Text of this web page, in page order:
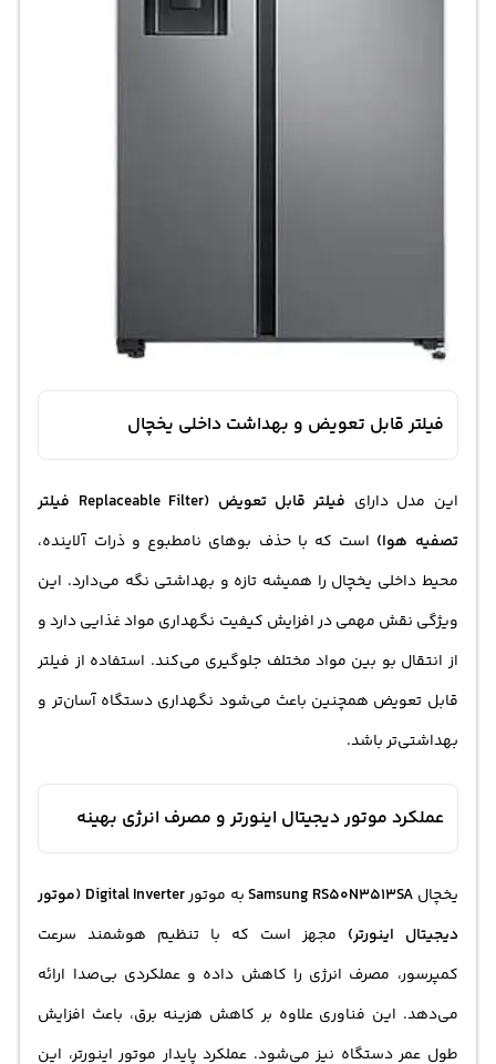
فیلتر قابل تعویض و بهداشت داخلی یخچال
این مدل دارای
فیلتر قابل تعویض (Replaceable Filter فیلتر
تصفیه هوا) است که با حذف بوهای نامطبوع و ذرات آلاینده،
محیط داخلی یخچال را همیشه تازه و بهداشتی نگه می‌دارد. این
ویژگی نقش مهمی در افزایش کیفیت نگهداری مواد غذایی دارد و
از انتقال بو بین مواد مختلف جلوگیری می‌کند. استفاده از فیلتر
قابل تعویض همچنین باعث می‌شود نگهداری دستگاه آسان‌تر و
بهداشتی‌تر باشد.
عملکرد موتور دیجیتال اینورتر و مصرف انرژی بهینه
یخچال Samsung RS50N3513SAبه موتور
Digital Inverter (موتور
دیجیتال اینورتر) مجهز است که با تنظیم هوشمند سرعت
کمپرسور، مصرف انرژی را کاهش داده و عملکردی بی‌صدا ارائه
می‌دهد. این فناوری علاوه بر کاهش هزینه برق، باعث افزایش
طول عمر دستگاه نیز می‌شود. عملکرد پایدار موتور اینورتر، این